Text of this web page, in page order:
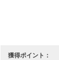
獲得ポイント：